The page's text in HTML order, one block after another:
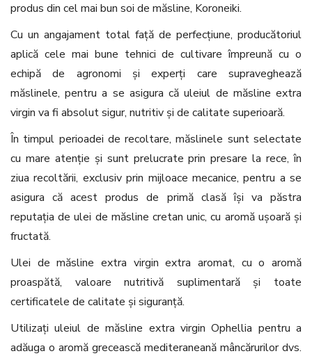
produs din cel mai bun soi de măsline, Koroneiki.
Cu un angajament total față de perfecțiune, producătoriul
aplică cele mai bune tehnici de cultivare împreună cu o
echipă de agronomi și experți care supraveghează
măslinele, pentru a se asigura că uleiul de măsline extra
virgin va fi absolut sigur, nutritiv și de calitate superioară.
În timpul perioadei de recoltare, măslinele sunt selectate
cu mare atenție și sunt prelucrate prin presare la rece, în
ziua recoltării, exclusiv prin mijloace mecanice, pentru a se
asigura că acest produs de primă clasă își va păstra
reputația de ulei de măsline cretan unic, cu aromă ușoară și
fructată.
Ulei de măsline extra virgin extra aromat, cu o aromă
proaspătă, valoare nutritivă suplimentară și toate
certificatele de calitate și siguranță.
Utilizați uleiul de măsline extra virgin Ophellia pentru a
adăuga o aromă grecească mediteraneană mâncărurilor dvs.